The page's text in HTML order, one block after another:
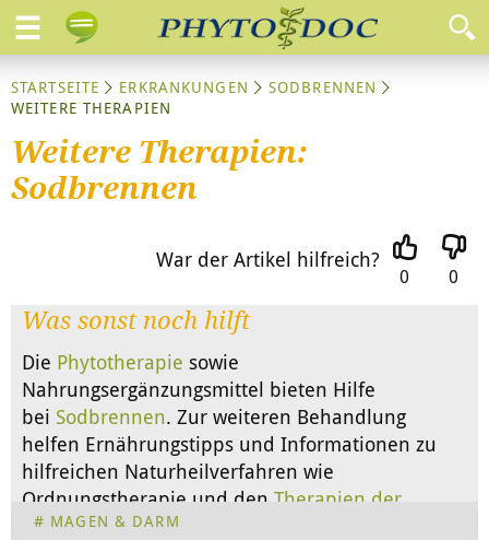
STARTSEITE ERKRANKUNGEN
SODBRENNEN
WEITERE THERAPIEN
Weitere Therapien:
Sodbrennen
War der Artikel hilfreich?
0 0
Was sonst noch hilft
Die Phytotherapie sowie
Nahrungsergänzungsmittel bieten Hilfe
bei Sodbrennen. Zur weiteren Behandlung
helfen Ernährungstipps und Informationen zu
hilfreichen Naturheilverfahren wie
Ordnungstherapie und den Therapien der
Schulmedizin.
MAGEN & DARM